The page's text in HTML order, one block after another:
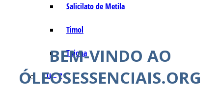
Salicilato de Metila
Timol
Tujona
U – Z
BEM-VINDO AO
ÓLEOSESSENCIAIS.ORG